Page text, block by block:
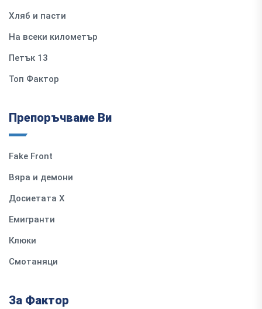
Хляб и пасти
На всеки километър
Петък 13
Топ Фактор
Препоръчваме Ви
Fake Front
Вяра и демони
Досиетата Х
Емигранти
Клюки
Смотаняци
За Фактор